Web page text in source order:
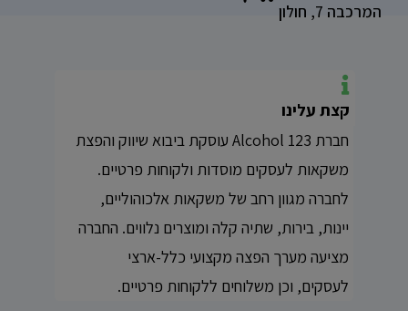
המרכבה 7, חולון
קצת עלינו
חברת 123 Alcohol עוסקת ביבוא שיווק והפצת
משקאות לעסקים מוסדות ולקוחות פרטיים.
לחברה מגוון רחב של משקאות אלכוהוליים,
יינות, בירות, שתיה קלה ומוצרים נלווים. החברה
מציעה מערך הפצה מקצועי כלל-ארצי
לעסקים, וכן משלוחים ללקוחות פרטיים.